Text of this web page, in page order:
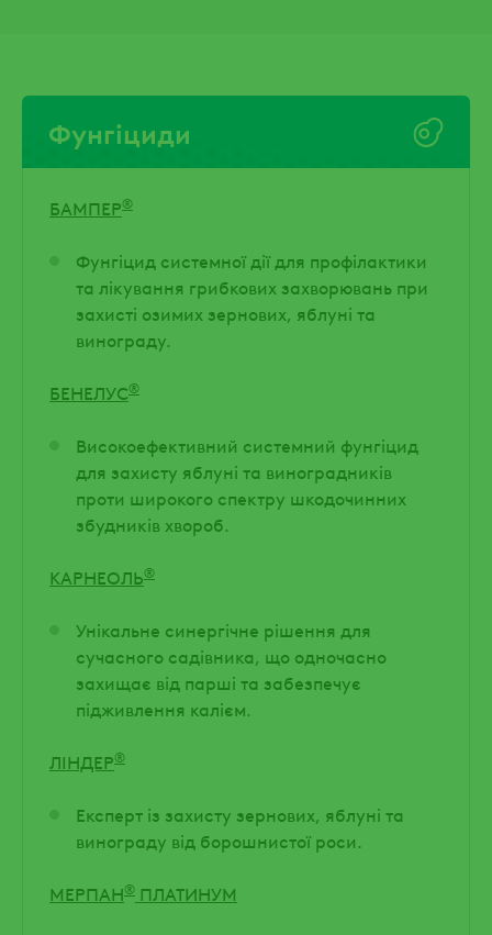
Фунгіциди
БАМПЕР®
Фунгіцид системної дії для профілактики
та лікування грибкових захворювань при
захисті озимих зернових, яблуні та
винограду.
БЕНЕЛУС®
Високоефективний системний фунгіцид
для захисту яблуні та виноградників
проти широкого спектру шкодочинних
збудників хвороб.
КАРНЕОЛЬ®
Унікальне синергічне рішення для
сучасного садівника, що одночасно
захищає від парші та забезпечує
підживлення калієм.
ЛІНДЕР®
Експерт із захисту зернових, яблуні та
винограду від борошнистої роси.
МЕРПАН® ПЛАТИНУМ